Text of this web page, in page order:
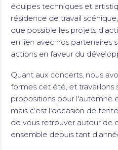
équipes techniques et
résidence de travail
que possible les projets
en lien avec nos partenaires
actions en faveur du
Quant aux concerts, nous
formes cet été, et travaillons
propositions pour l'automne
mais c'est l'occasion de
de vous retrouver autour de
ensemble depuis tant